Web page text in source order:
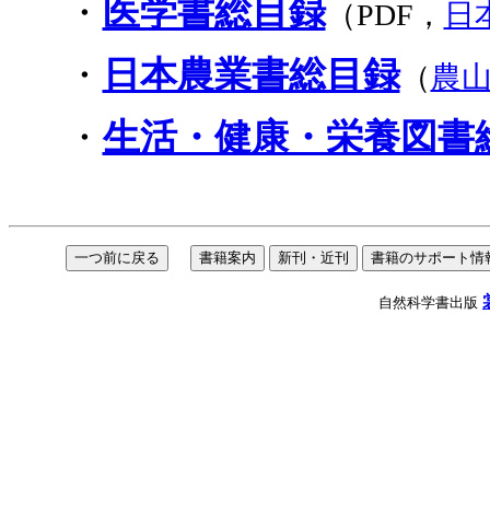
・ 医学書総目録（PDF， 日
・ 日本農業書総目録（農
・ 生活・健康・栄養図書
自然科学書出版